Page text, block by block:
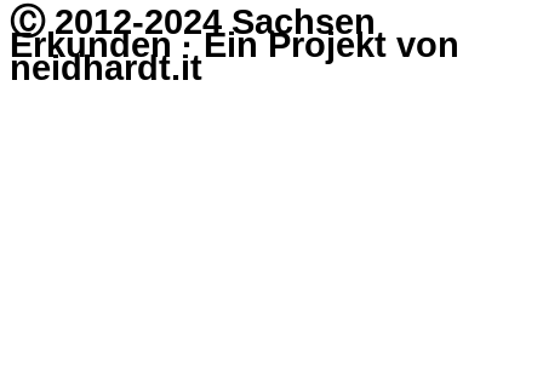
Ⓒ 2012-2024 Sachsen
Erkunden · Ein Projekt von
neidhardt.it